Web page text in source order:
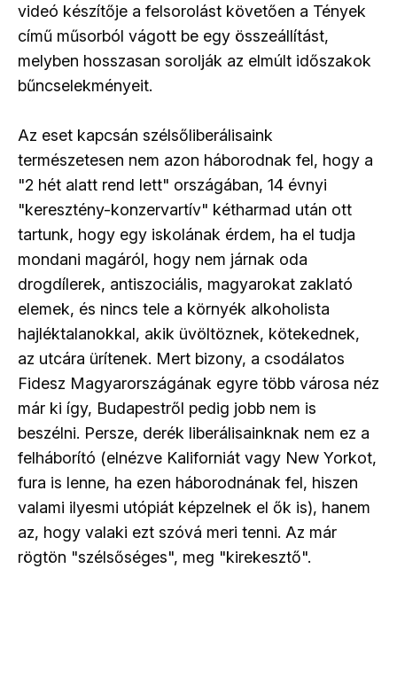
videó készítője a felsorolást követően a Tények
című műsorból vágott be egy összeállítást,
melyben hosszasan sorolják az elmúlt időszakok
bűncselekményeit.
Az eset kapcsán szélsőliberálisaink
természetesen nem azon háborodnak fel, hogy a
"2 hét alatt rend lett" országában, 14 évnyi
"keresztény-konzervartív" kétharmad után ott
tartunk, hogy egy iskolának érdem, ha el tudja
mondani magáról, hogy nem járnak oda
drogdílerek, antiszociális, magyarokat zaklató
elemek, és nincs tele a környék alkoholista
hajléktalanokkal, akik üvöltöznek, kötekednek,
az utcára ürítenek. Mert bizony, a csodálatos
Fidesz Magyarországának egyre több városa néz
már ki így, Budapestről pedig jobb nem is
beszélni. Persze, derék liberálisainknak nem ez a
felháborító (elnézve Kaliforniát vagy New Yorkot,
fura is lenne, ha ezen háborodnának fel, hiszen
valami ilyesmi utópiát képzelnek el ők is), hanem
az, hogy valaki ezt szóvá meri tenni. Az már
rögtön "szélsőséges", meg "kirekesztő".